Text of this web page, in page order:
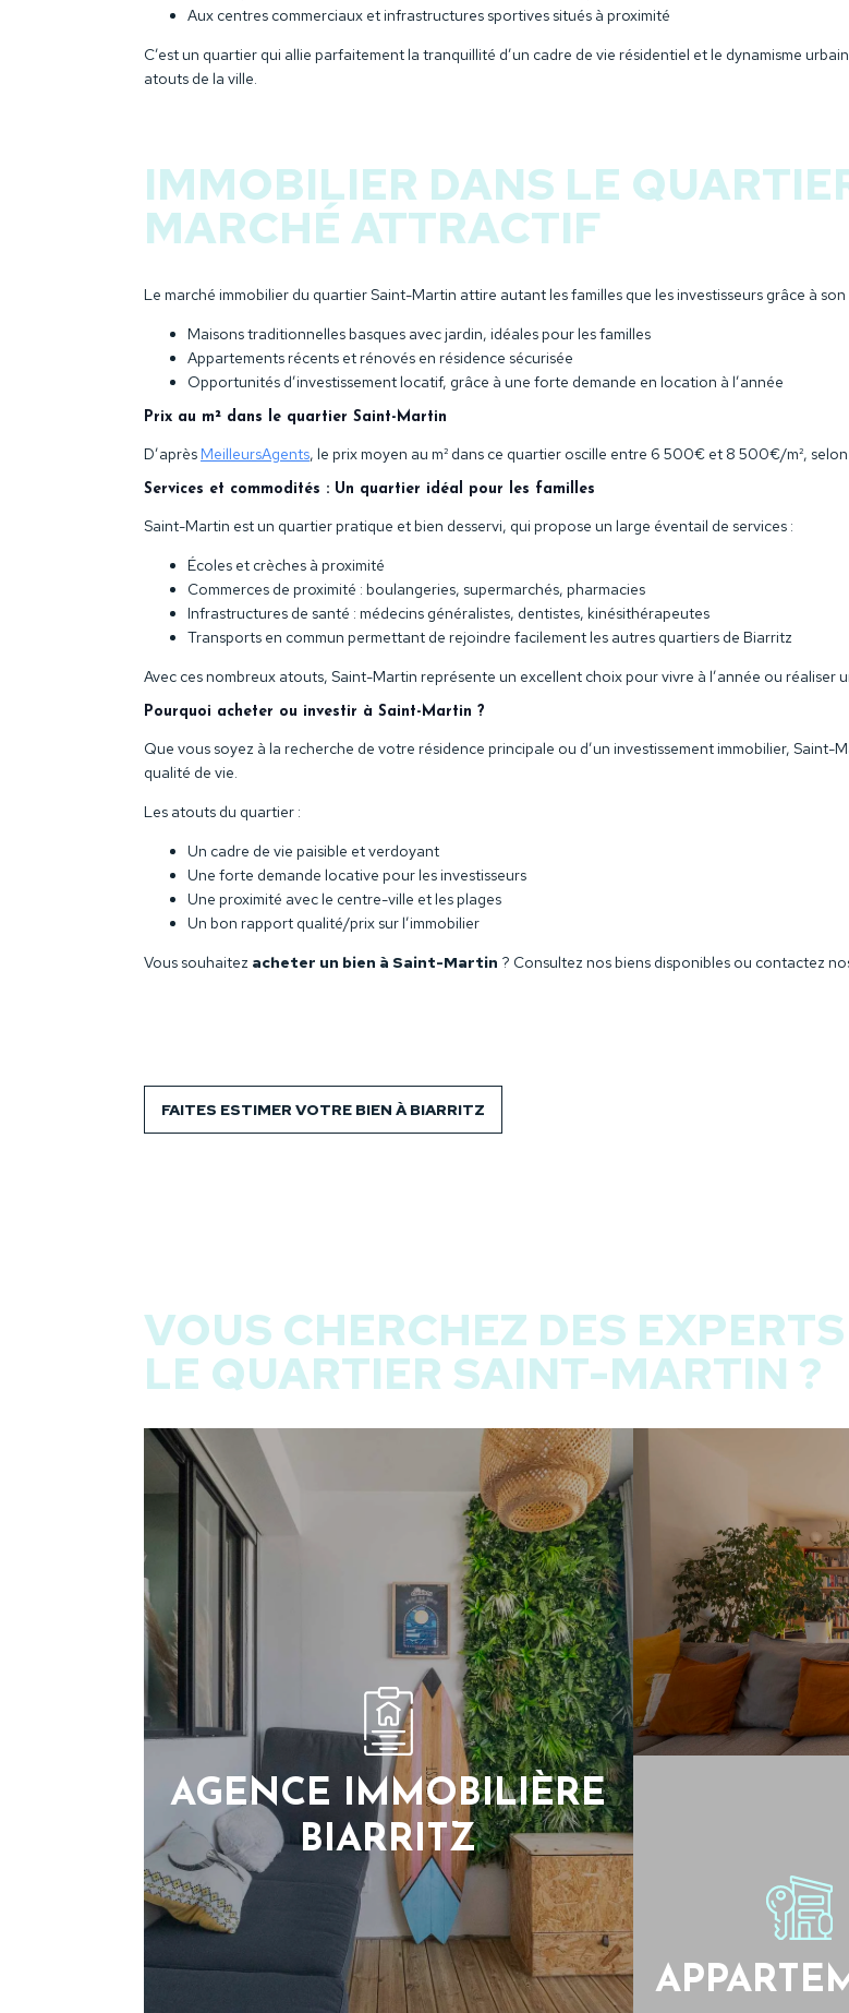
Aux centres commerciaux et infrastructures sportives situés à proximité
C’est un quartier qui allie parfaitement la tranquillité d’un cadre de vie résidentiel et le dynamisme
atouts de la ville.
IMMOBILIER DANS LE
MARCHÉ ATTRACTIF
Le marché immobilier du quartier Saint-Martin attire autant les familles que les investisseurs grâce à
Maisons traditionnelles basques avec jardin, idéales pour les familles
Appartements récents et rénovés en résidence sécurisée
Opportunités d’investissement locatif, grâce à une forte demande en location à l’année
Prix au m² dans le quartier Saint-Martin
D’après MeilleursAgents, le prix moyen au m² dans ce quartier oscille entre 6 500€ et 8 500€/m²,
Services et commodités : Un quartier idéal pour les familles
Saint-Martin est un quartier pratique et bien desservi, qui propose un large éventail de services :
Écoles et crèches à proximité
Commerces de proximité : boulangeries, supermarchés, pharmacies
Infrastructures de santé : médecins généralistes, dentistes, kinésithérapeutes
Transports en commun permettant de rejoindre facilement les autres quartiers de Biarritz
Avec ces nombreux atouts, Saint-Martin représente un excellent choix pour vivre à l’année ou réaliser
Pourquoi acheter ou investir à Saint-Martin ?
Que vous soyez à la recherche de votre résidence principale ou d’un investissement immobilier,
qualité de vie.
Les atouts du quartier :
Un cadre de vie paisible et verdoyant
Une forte demande locative pour les investisseurs
Une proximité avec le centre-ville et les plages
Un bon rapport qualité/prix sur l’immobilier
Vous souhaitez acheter un bien à Saint-Martin ? Consultez nos biens disponibles ou contactez
FAITES ESTIMER VOTRE BIEN À BIARRITZ
VOUS CHERCHEZ DES
LE QUARTIER SAINT-MARTIN ?
AGENCE IMMOBILIÈRE
BIARRITZ